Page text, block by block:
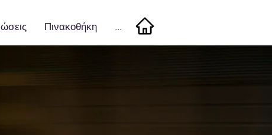
Πινακοθήκη ...